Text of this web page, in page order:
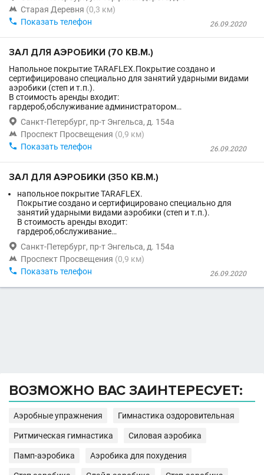
 Старая Деревня (0,3 км)
26.09.2020
 Показать телефон
ЗАЛ ДЛЯ АЭРОБИКИ (70 КВ.М.)
Напольное покрытие TARAFLEX.Покрытие создано и
сертифицировано специально для занятий ударными видами
аэробики (степ и т.п.).
В стоимость аренды входит:
гардероб,обслуживание администратором…
 Санкт-Петербург, пр-т Энгельса, д. 154а
 Проспект Просвещения (0,9 км)
26.09.2020
 Показать телефон
ЗАЛ ДЛЯ АЭРОБИКИ (350 КВ.М.)
напольное покрытие TARAFLEX.
Покрытие создано и сертифицировано специально для
занятий ударными видами аэробики (степ и т.п.).
В стоимость аренды входит:
гардероб,обслуживание…
 Санкт-Петербург, пр-т Энгельса, д. 154а
 Проспект Просвещения (0,9 км)
26.09.2020
 Показать телефон
ВОЗМОЖНО ВАС ЗАИНТЕРЕСУЕТ:
Аэробные упражнения Гимнастика оздоровительная
Ритмическая гимнастика Силовая аэробика
Памп-аэробика Аэробика для похудения